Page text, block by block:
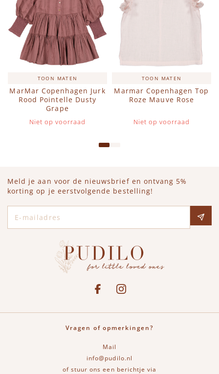
TOON MATEN
MarMar Copenhagen Jurk
Rood Pointelle Dusty
Grape
Niet op voorraad
TOON MATEN
Marmar Copenhagen Top
Roze Mauve Rose
Niet op voorraad
Meld je aan voor de nieuwsbrief en ontvang 5%
korting op je eerstvolgende bestelling!
See our FacebookBekijk onze Instagram pagina
Vragen of opmerkingen?
Mail
info@pudilo.nl
of stuur ons een berichtje via